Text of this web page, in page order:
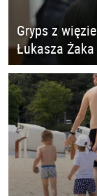
Gryps z
Łukasza Żaka